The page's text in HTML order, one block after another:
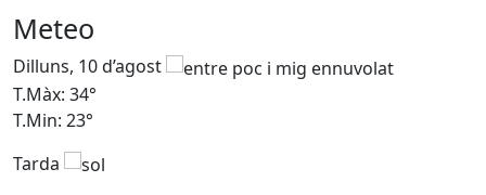
Meteo
Dilluns, 10 d’agost
T.Màx: 34°
T.Min: 23°
Tarda